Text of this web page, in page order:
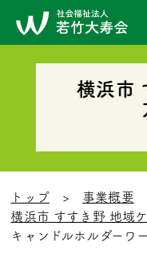
横浜市
トップ 事業概要
横浜市 すすき野 地域
キャンドルホルダーワ